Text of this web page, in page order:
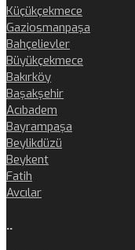
Küçükçekmece
Gaziosmanpaşa
Bahçelievler
Büyükçekmece
Bakırköy
Başakşehir
Acıbadem
Bayrampaşa
Beylikdüzü
Beykent
Fatih
Avcılar
..